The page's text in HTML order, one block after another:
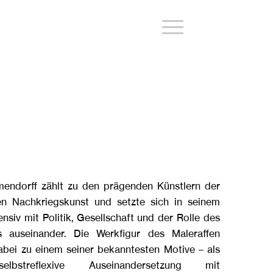
zählt zu den prägenden Künstlern der
Nachkriegskunst und setzte sich in seinem
mit Politik, Gesellschaft und der Rolle des
auseinander. Die Werkfigur des Maleraffen
zu einem seiner bekanntesten Motive – als
selbstreflexive Auseinandersetzung mit